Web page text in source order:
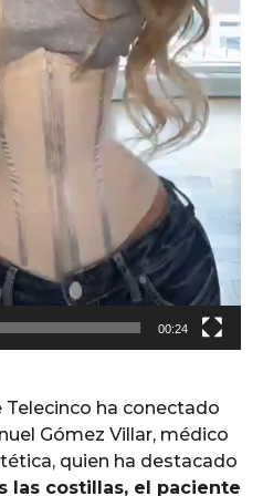
00:24
ha conectado
Gómez Villar, médico
quien ha destacado
las costillas, el paciente